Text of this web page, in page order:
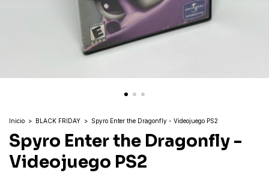
Inicio > BLACK FRIDAY > Spyro Enter the Dragonfly - Videojuego PS2
Spyro Enter the Dragonfly -
Videojuego PS2